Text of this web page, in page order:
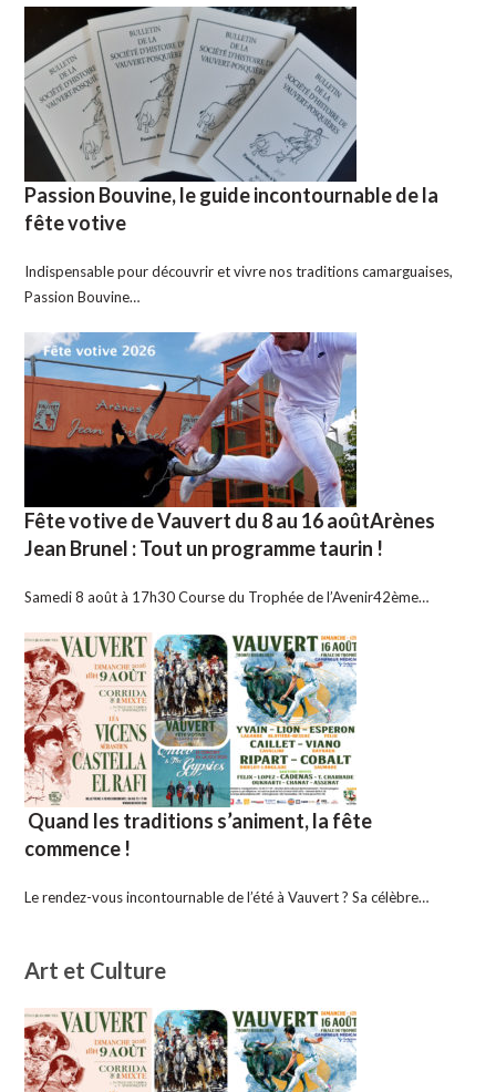
Passion Bouvine, le guide incontournable de la
fête votive
Indispensable pour découvrir et vivre nos traditions camarguaises,
Passion Bouvine…
Fête votive de Vauvert du 8 au 16 aoûtArènes
Jean Brunel : Tout un programme taurin !
Samedi 8 août à 17h30 Course du Trophée de l’Avenir42ème…
Quand les traditions s’animent, la fête
commence !
Le rendez-vous incontournable de l’été à Vauvert ? Sa célèbre…
Art et Culture